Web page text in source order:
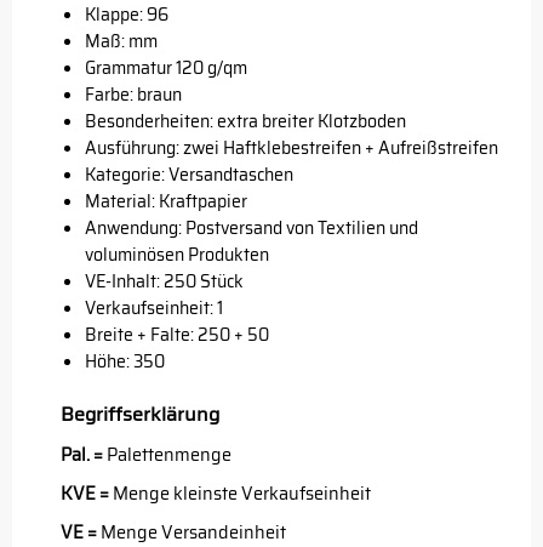
Klappe: 96
Maß: mm
Grammatur 120 g/qm
Farbe: braun
Besonderheiten: extra breiter Klotzboden
Ausführung: zwei Haftklebestreifen + Aufreißstreifen
Kategorie: Versandtaschen
Material: Kraftpapier
Anwendung: Postversand von Textilien und
voluminösen Produkten
VE-Inhalt: 250 Stück
Verkaufseinheit: 1
Breite + Falte: 250 + 50
Höhe: 350
Begriffserklärung
Pal. =Palettenmenge
KVE =Menge kleinste Verkaufseinheit
VE =Menge Versandeinheit